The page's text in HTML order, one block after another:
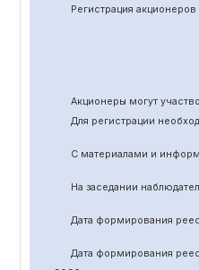
Регистрация
Акционеры могут
Для регистрации
С материалами и
На заседании
Дата формирования
Дата формирования